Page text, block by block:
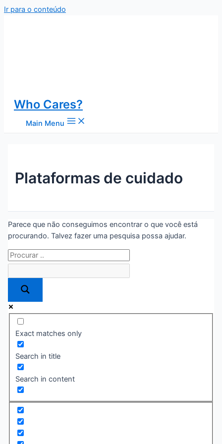
Ir para o conteúdo
Who Cares?
Main Menu
Plataformas de cuidado
Parece que não conseguimos encontrar o que você está
procurando. Talvez fazer uma pesquisa possa ajudar.
Exact matches only
Search in title
Search in content